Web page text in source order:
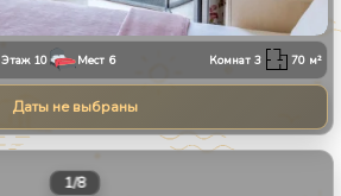
Этаж 10 Мест 6 Комнат3 70 м²
Даты не выбраны
1/8